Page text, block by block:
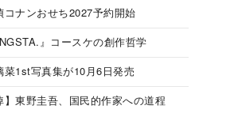
コナンおせち2027予約開始
』コースケの創作哲学
菜1st写真集が10月6日発売
】東野圭吾、国民的作家への道程